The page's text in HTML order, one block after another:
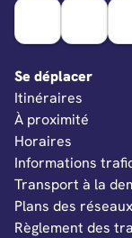
Se déplacer
Itinéraires
À proximité
Horaires
Informations
Transport à la
Plans des réseaux
Règlement des